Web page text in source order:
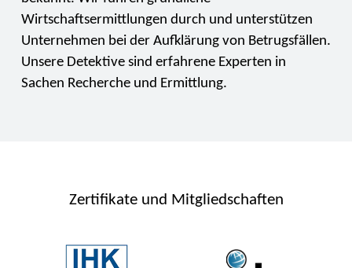
Wirtschaftsermittlungen durch und unterstützen
Unternehmen bei der Aufklärung von Betrugsfällen.
Unsere Detektive sind erfahrene Experten in
Sachen Recherche und Ermittlung.
Zertifikate und Mitgliedschaften